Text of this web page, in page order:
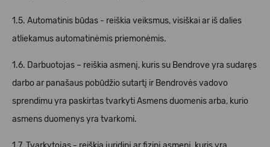
1.5. Automatinis būdas - reiškia veiksmus, visiškai ar iš dalies
atliekamus automatinėmis priemonėmis.
1.6. Darbuotojas – reiškia asmenį, kuris su Bendrove yra sudaręs
darbo ar panašaus pobūdžio sutartį ir Bendrovės vadovo
sprendimu yra paskirtas tvarkyti Asmens duomenis arba, kurio
asmens duomenys yra tvarkomi.